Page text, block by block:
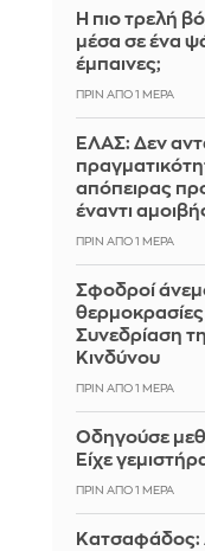
Η πιο τρελή
μέσα σε ένα
έμπαινες;
ΠΡΙΝ ΑΠΌ 1 ΜΈΡΑ
ΕΛΑΣ: Δεν
απόπειρας
έναντι
ΠΡΙΝ ΑΠΌ 1 ΜΈΡΑ
Σφοδροί
θερμοκρασίες
Συνεδρίαση
Κινδύνου
ΠΡΙΝ ΑΠΌ 1 ΜΈΡΑ
Οδηγούσε
Είχε
ΠΡΙΝ ΑΠΌ 1 ΜΈΡΑ
Κατσαφάδος: